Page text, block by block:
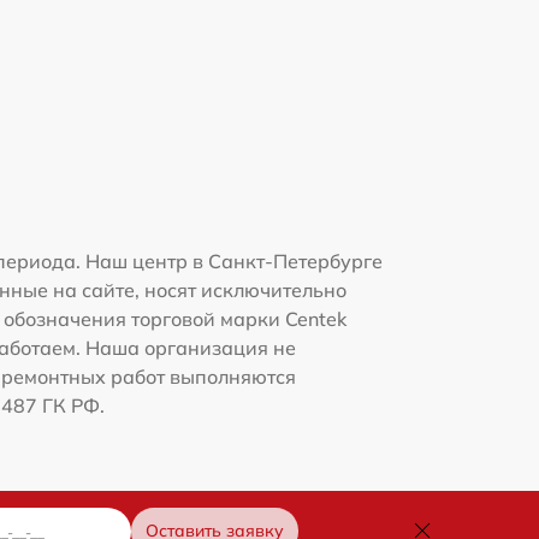
Наш центр в Санкт-Петербурге
на сайте, носят исключительно
торговой марки Centek
Наша организация не
работ выполняются
ГК РФ.
Оставить заявку